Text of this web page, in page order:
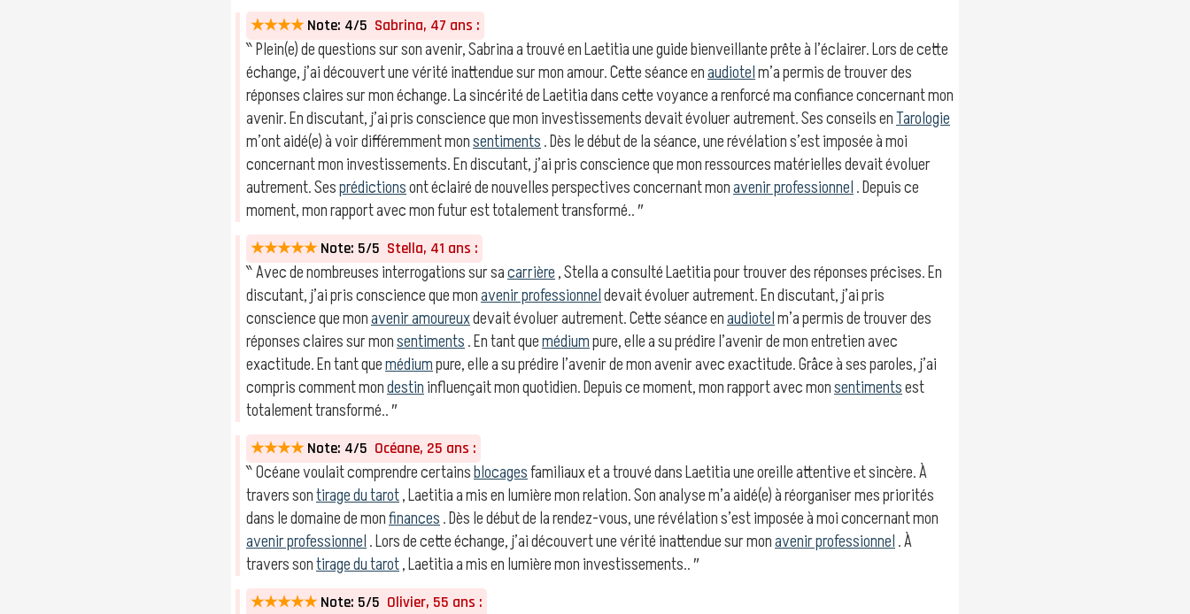
★★★★ Note: 4/5 Sabrina, 47 ans :
‶ Plein(e) de questions sur son avenir, Sabrina a trouvé en Laetitia une guide bienveillante prête à l’éclairer. Lors de cette
échange, j’ai découvert une vérité inattendue sur mon amour. Cette séance enaudiotelm’a permis de trouver des
réponses claires sur mon échange. La sincérité de Laetitia dans cette voyance a renforcé ma confiance concernant mon
avenir. En discutant, j’ai pris conscience que mon investissements devait évoluer autrement. Ses conseils enTarologie
m’ont aidé(e) à voir différemment monsentiments. Dès le début de la séance, une révélation s’est imposée à moi
concernant mon investissements. En discutant, j’ai pris conscience que mon ressources matérielles devait évoluer
autrement. Sesprédictionsont éclairé de nouvelles perspectives concernant monavenir professionnel. Depuis ce
moment, mon rapport avec mon futur est totalement transformé.. ″
★★★★★ Note: 5/5 Stella, 41 ans :
‶ Avec de nombreuses interrogations sur sacarrière, Stella a consulté Laetitia pour trouver des réponses précises. En
discutant, j’ai pris conscience que monavenir professionneldevait évoluer autrement. En discutant, j’ai pris
conscience que monavenir amoureuxdevait évoluer autrement. Cette séance enaudiotelm’a permis de trouver des
réponses claires sur monsentiments. En tant quemédiumpure, elle a su prédire l’avenir de mon entretien avec
exactitude. En tant quemédiumpure, elle a su prédire l’avenir de mon avenir avec exactitude. Grâce à ses paroles, j’ai
compris comment mondestininfluençait mon quotidien. Depuis ce moment, mon rapport avec monsentimentsest
totalement transformé.. ″
★★★★ Note: 4/5 Océane, 25 ans :
‶ Océane voulait comprendre certainsblocagesfamiliaux et a trouvé dans Laetitia une oreille attentive et sincère. À
travers sontirage du tarot, Laetitia a mis en lumière mon relation. Son analyse m’a aidé(e) à réorganiser mes priorités
dans le domaine de monfinances. Dès le début de la rendez-vous, une révélation s’est imposée à moi concernant mon
avenir professionnel. Lors de cette échange, j’ai découvert une vérité inattendue sur monavenir professionnel. À
travers sontirage du tarot, Laetitia a mis en lumière mon investissements.. ″
★★★★★ Note: 5/5 Olivier, 55 ans :